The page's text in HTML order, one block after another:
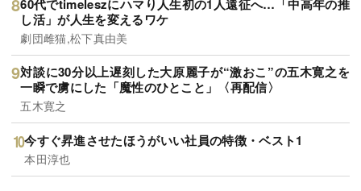
60代でtimeleszにハマり人生初の1人遠征へ…「中高年の推
し活」が人生を変えるワケ
劇団雌猫,松下真由美
対談に30分以上遅刻した大原麗子が“激おこ”の五木寛之を
一瞬で虜にした「魔性のひとこと」〈再配信〉
五木寛之
今すぐ昇進させたほうがいい社員の特徴・ベスト1
本田淳也